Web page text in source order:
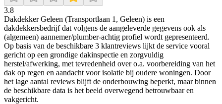
3.8
Dakdekker Geleen (Transportlaan 1, Geleen) is een
dakdekkersbedrijf dat volgens de aangeleverde gegevens ook als
(algemeen) aannemer/plumber-achtig profiel wordt gepresenteerd.
Op basis van de beschikbare 3 klantreviews lijkt de service vooral
gericht op een grondige dakinspectie en zorgvuldig
herstel/afwerking, met tevredenheid over o.a. voorbereiding van het
dak op regen en aandacht voor isolatie bij oudere woningen. Door
het lage aantal reviews blijft de onderbouwing beperkt, maar binnen
de beschikbare data is het beeld overwegend betrouwbaar en
vakgericht.